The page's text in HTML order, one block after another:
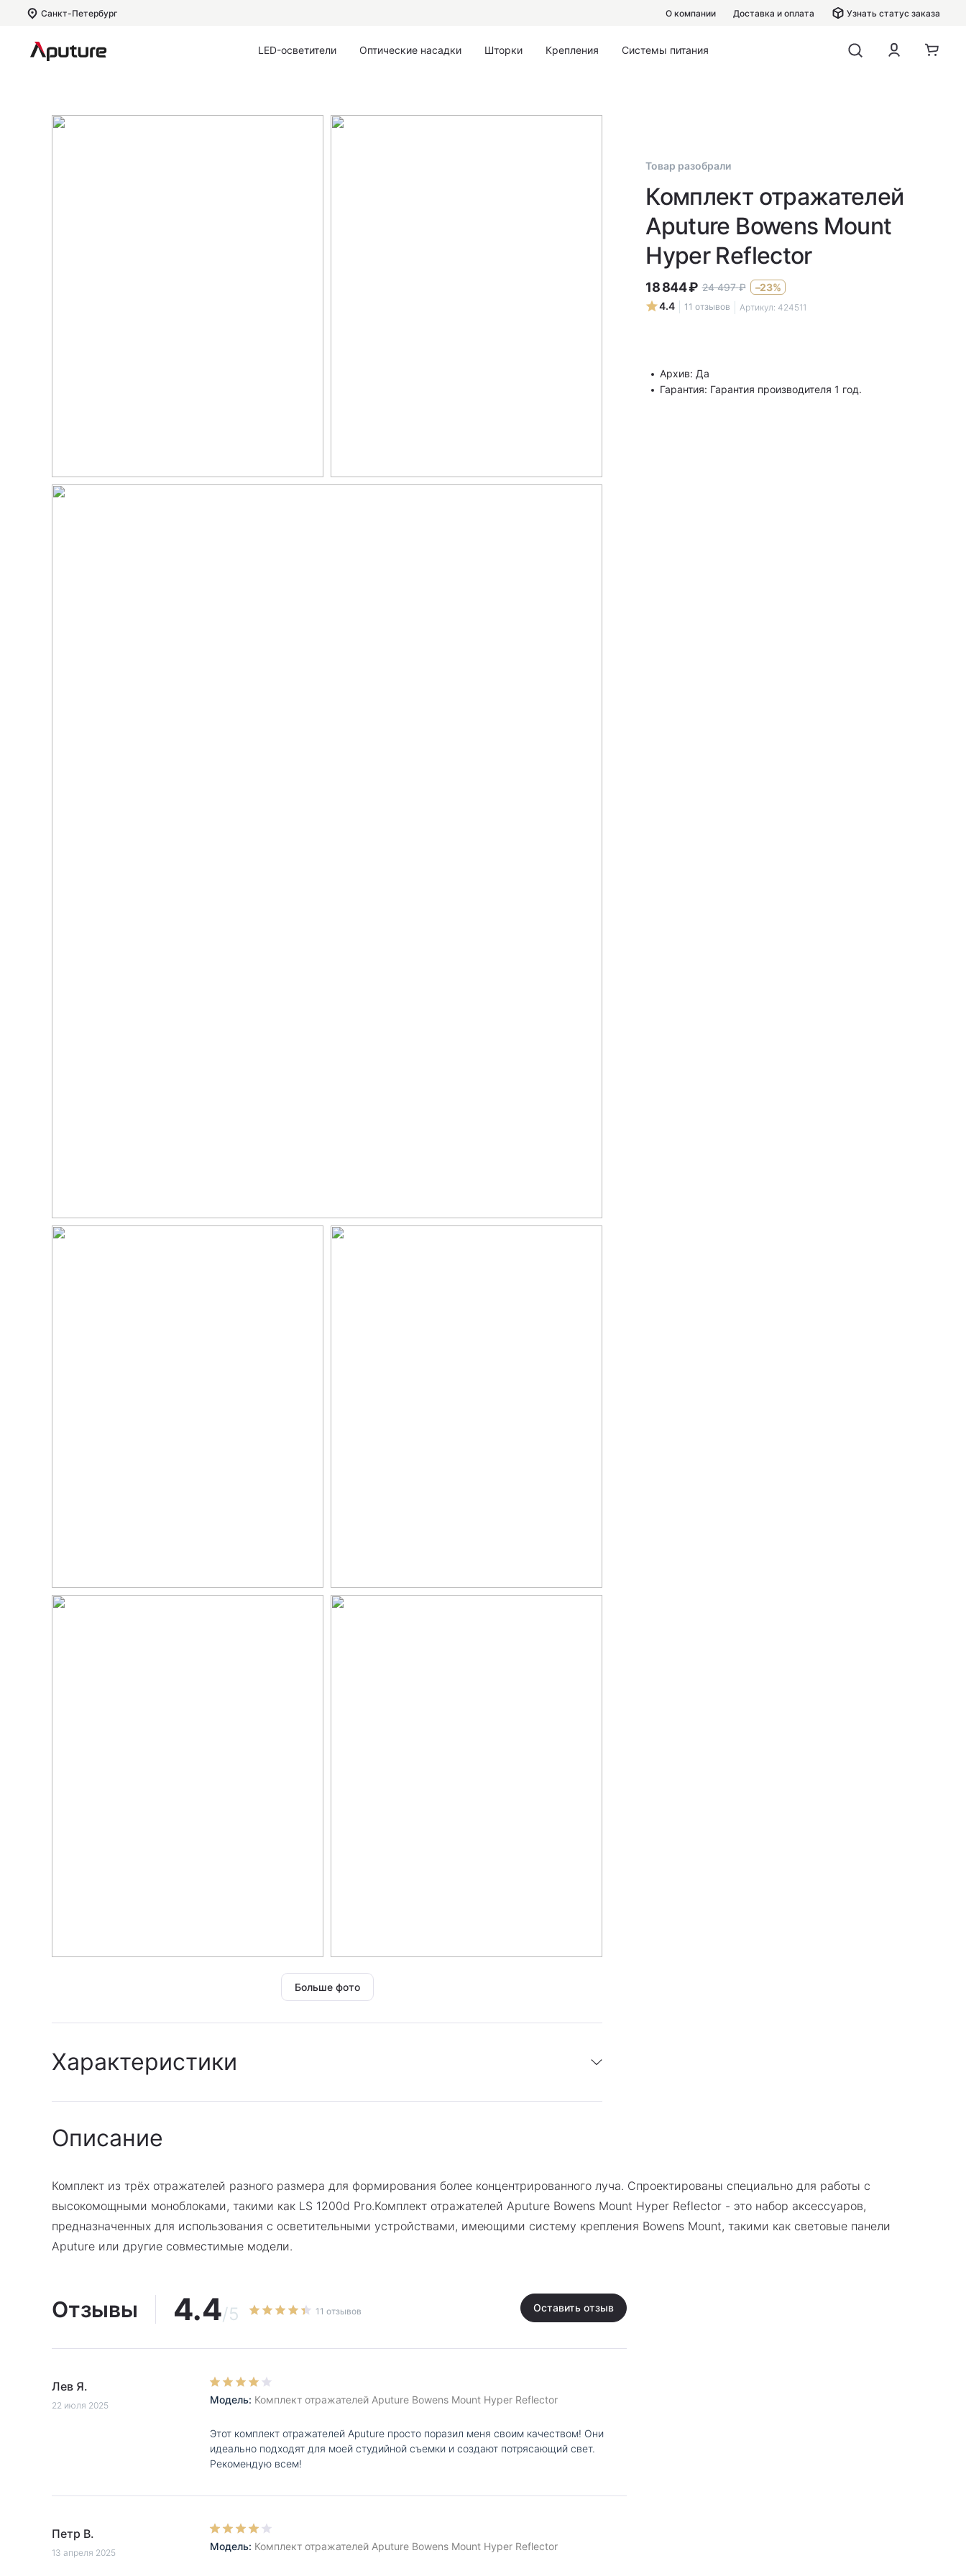
Санкт-Петербург О компании Доставка и оплата Узнать статус заказа
LED-осветители Оптические насадки Шторки Крепления Системы питания
Больше фото
Характеристики
Гарантия:
Товар разобрали
Комплект отражателей
Aputure Bowens Mount
Hyper Reflector
18 844₽ 24 497 ₽
–23%
4.4
11 отзывов Артикул: 424511
Архив: Да
Гарантия: Гарантия производителя 1 год.
Описание
Комплект из трёх отражателей разного размера для формирования более концентрированного луча. Спроектированы специально для работы с
высокомощными моноблоками, такими как LS 1200d Pro.Комплект отражателей Aputure Bowens Mount Hyper Reflector - это набор аксессуаров,
предназначенных для использования с осветительными устройствами, имеющими систему крепления Bowens Mount, такими как световые панели
Aputure или другие совместимые модели.
Отзывы 4.4/5 11 отзывов Оставить отзыв
Лев Я.
22 июля 2025 Модель: Комплект отражателей Aputure Bowens Mount Hyper Reflector
Этот комплект отражателей Aputure просто поразил меня своим качеством! Они
идеально подходят для моей студийной съемки и создают потрясающий свет.
Рекомендую всем!
Петр В.
13 апреля 2025 Модель: Комплект отражателей Aputure Bowens Mount Hyper Reflector